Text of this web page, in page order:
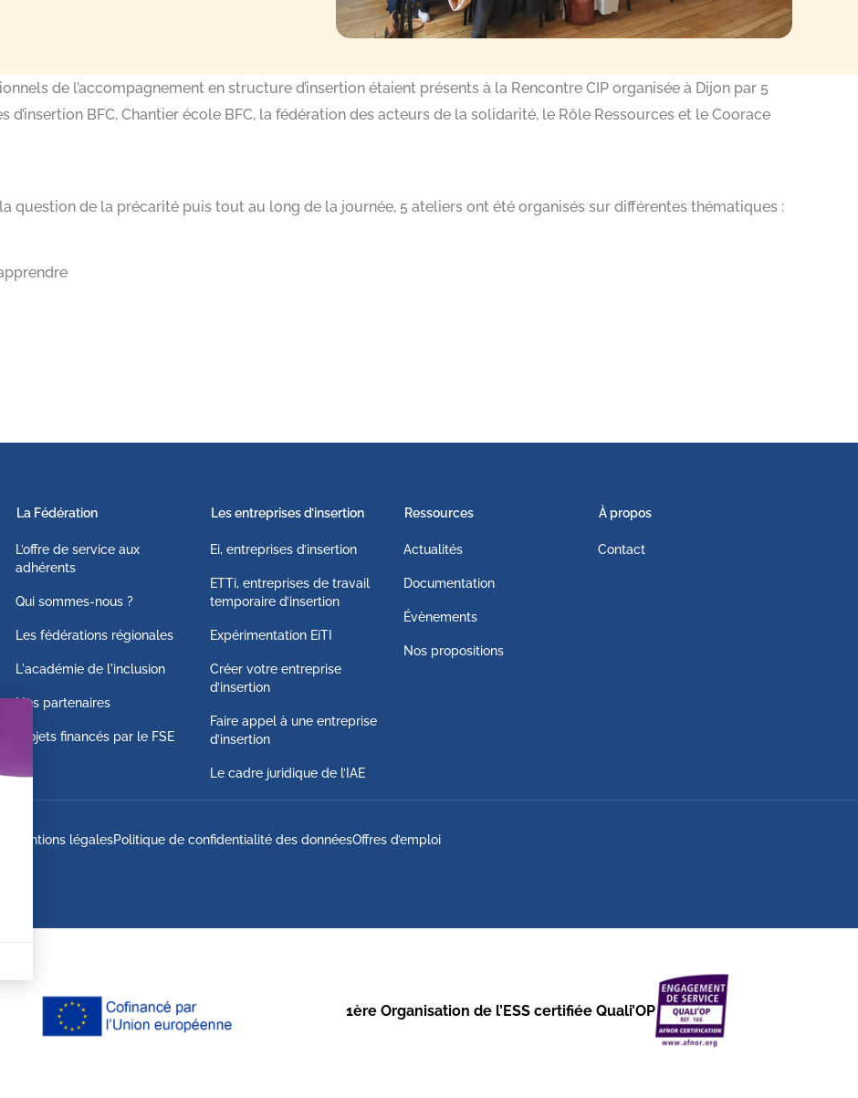
de l’accompagnement en structure d’insertion étaient présents à la Rencontre CIP organisée à Dijon par 5
d’insertion BFC, Chantier école BFC, la fédération des acteurs de la solidarité, le Rôle Ressources et le Coorace
question de la précarité puis tout au long de la journée, 5 ateliers ont été organisés sur différentes thématiques :
La Fédération
L’offre de service aux
adhérents
Qui sommes-nous ?
Les fédérations régionales
L'académie de l'inclusion
Nos partenaires
Projets financés par le FSE
Les entreprises d’insertion
Ei, entreprises d’insertion
ETTi, entreprises de travail
temporaire d’insertion
Expérimentation EiTI
Créer votre entreprise
d’insertion
Faire appel à une entreprise
d’insertion
Le cadre juridique de l’IAE
Ressources
Actualités
Documentation
Évènements
Nos propositions
À propos
Contact
Mentions légalesPolitique de confidentialité des donnéesOffres d’emploi
1ère Organisation de l’ESS certifiée Quali’OP